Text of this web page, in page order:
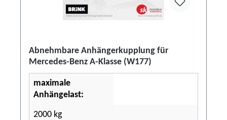
Abnehmbare Anhängerkupplung für
Mercedes-Benz A-Klasse (W177)
maximale
Anhängelast:
2000 kg